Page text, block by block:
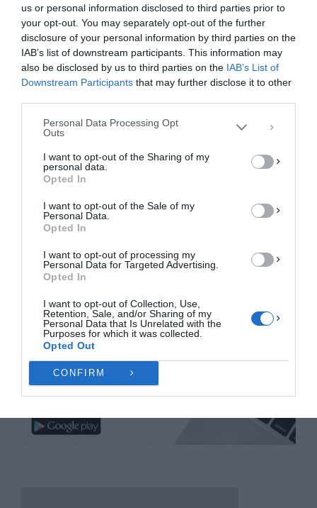
us or personal information disclosed to third parties prior to
your opt-out. You may separately opt-out of the further
disclosure of your personal information by third parties on the
IAB’s list of downstream participants. This information may
also be disclosed by us to third parties on the IAB’s List of
Downstream Participants that may further disclose it to other
Personal Data Processing Opt
Outs
I want to opt-out of the Sharing of my
personal data.
Opted In
I want to opt-out of the Sale of my
Personal Data.
Opted In
I want to opt-out of processing my
Personal Data for Targeted Advertising.
Opted In
I want to opt-out of Collection, Use,
Retention, Sale, and/or Sharing of my
Personal Data that Is Unrelated with the
Purposes for which it was collected.
Opted Out
CONFIRM
Διαχείριση Συγκατάθεσης
Για να παρέχουμε την καλύτερη εμπειρία, χρησιμοποιούμε τεχνολογίες όπως
cookies για την αποθήκευση ή/και την πρόσβαση σε πληροφορίες συσκευών.
Η συγκατάθεση για τις εν λόγω τεχνολογίες θα μας επιτρέψει να
επεξεργαστούμε δεδομένα προσωπικού χαρακτήρα, όπως συμπεριφορά
περιήγησης ή μοναδικά αναγνωριστικά σε αυτόν τον ιστότοπο. Η μη
συγκατάθεση ή η ανάκληση της συγκατάθεσης, μπορεί να επηρεάσει
αρνητικά ορισμένες λειτουργίες και δυνατότητες.
ΠΡΟΒΟΛΉ ΠΡΟΤΙΜΉΣΕΩΝ
Πολιτική Cookies